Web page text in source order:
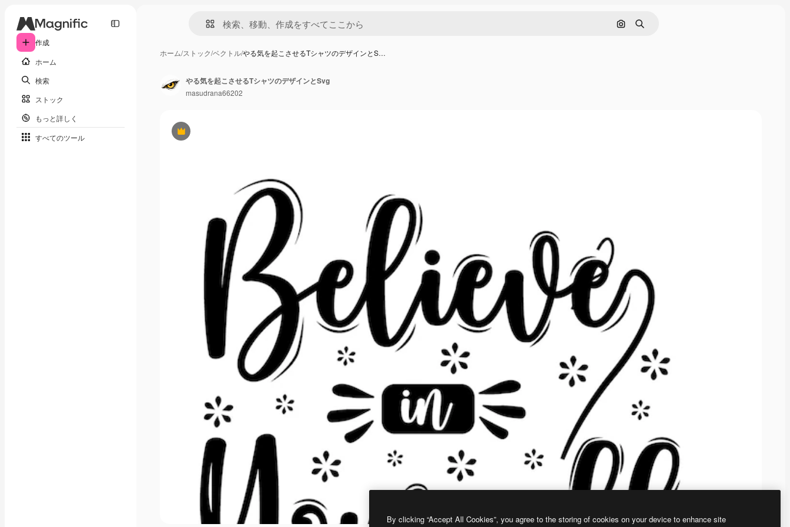
作成
ホーム
検索
ストック
もっと詳しく
すべてのツール
画像で検索
検索
ホーム/ストック/ベクトル/やる気を起こさせるTシャツのデザインとS…
Premium
やる気を起こさせるTシャツのデザインとSvg
masudrana66202
By clicking “Accept All Cookies”, you agree to the storing of cookies on your device to enhance site